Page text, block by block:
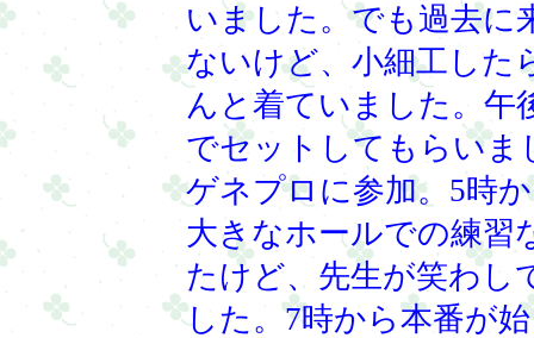
いました。でも過去に
ないけど、小細工した
んと着ていました。午
でセットしてもらいま
ゲネプロに参加。5時
大きなホールでの練習
たけど、先生が笑わし
した。7時から本番が